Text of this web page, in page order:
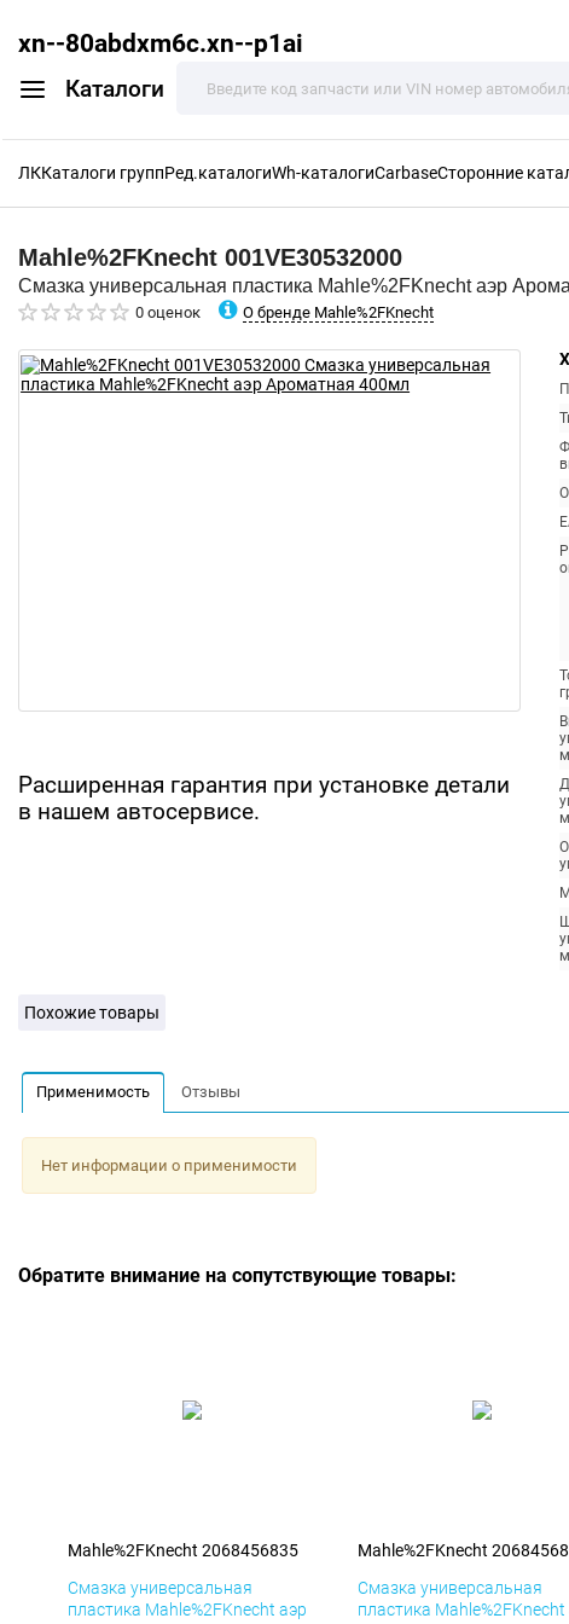
xn--80abdxm6c.xn--p1ai
Каталоги
ЛККаталоги группРед.каталогиWh-каталогиCarbaseСторонние
Mahle%2FKnecht 001VE30532000
Смазка универсальная пластика Mahle%2FKnecht аэр
0 оценок О бренде Mahle%2FKnecht
Расширенная гарантия при установке детали
в нашем автосервисе.
Похожие товары
Применимость Отзывы
Нет информации о применимости
Обратите внимание на сопутствующие товары:
Mahle%2FKnecht 2068456835
Смазка универсальная
пластика Mahle%2FKnecht аэр
Mahle%2FKnecht
Смазка универсальная
пластика Mahle%2FKnecht